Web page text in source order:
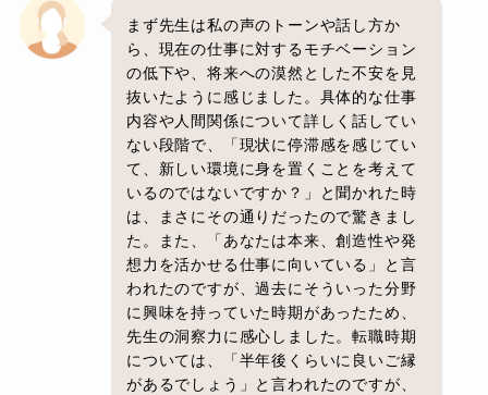
まず先生は私の声のトーンや話し方か
ら、現在の仕事に対するモチベーション
の低下や、将来への漠然とした不安を見
抜いたように感じました。具体的な仕事
内容や人間関係について詳しく話してい
ない段階で、「現状に停滞感を感じてい
て、新しい環境に身を置くことを考えて
いるのではないですか？」と聞かれた時
は、まさにその通りだったので驚きまし
た。また、「あなたは本来、創造性や発
想力を活かせる仕事に向いている」と言
われたのですが、過去にそういった分野
に興味を持っていた時期があったため、
先生の洞察力に感心しました。転職時期
については、「半年後くらいに良いご縁
があるでしょう」と言われたのですが、